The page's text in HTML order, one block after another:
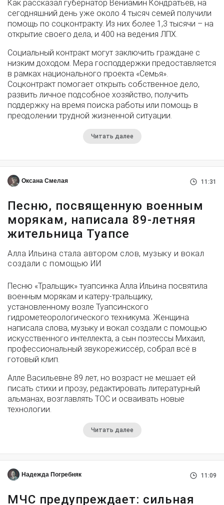
Как рассказал губернатор Вениамин Кондратьев, на
сегодняшний день уже около 4 тысяч семей получили
помощь по соцконтракту. Из них более 1,3 тысячи – на
открытие своего дела, и 400 на ведения ЛПХ.
Социальный контракт могут заключить граждане с
низким доходом. Мера господдержки предоставляется
в рамках национального проекта «Семья».
Соцконтракт помогает открыть собственное дело,
развить личное подсобное хозяйство, получить
поддержку на время поиска работы или помощь в
преодолении трудной жизненной ситуации.
Читать далее
Оксана Смелая 11:31
Песню, посвященную военным
морякам, написала 89-летняя
жительница Туапсе
Алла Ильина стала автором слов, музыку и вокал
создали с помощью ИИ
Песню «Тральщик» туапсинка Алла Ильина посвятила
военным морякам и катеру-тральщику,
установленному возле Туапсинского
гидрометеорологического техникума. Женщина
написала слова, музыку и вокал создали с помощью
искусственного интеллекта, а сын поэтессы Михаил,
профессиональный звукорежиссёр, собрал всё в
готовый клип.
Алле Васильевне 89 лет, но возраст не мешает ей
писать стихи и прозу, редактировать литературный
альманах, возглавлять ТОС и осваивать новые
технологии.
Читать далее
Надежда Погребняк 11:09
МЧС предупреждает: сильная